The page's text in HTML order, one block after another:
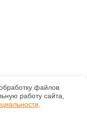
файлов
работу сайта,